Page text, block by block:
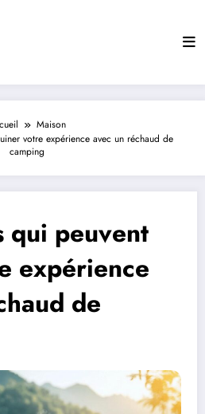
Maison
votre expérience avec un réchaud de
camping
qui peuvent
expérience
de